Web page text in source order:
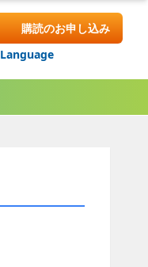
購読のお申し込み
Language